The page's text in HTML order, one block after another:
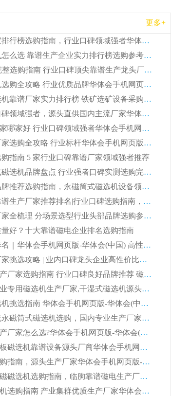
更多+
2026 矿用永磁滚筒厂家排行榜选购指南，行业口碑领域强者华体会手机网页版-华体会(中国)
2026 钛铁矿平板磁选机怎么选 靠谱生产企业实力排行榜选购参考攻略
2026CTG 干式磁选机完整选购指南 行业口碑顶尖靠谱生产龙头厂家实力推荐
2026 高精度粉料磁选机选购全攻略 行业优质品牌华体会手机网页版-华体会(中国) 实力深度解析
2026CTB 湿式永磁磁选机靠谱厂家实力排行榜 铁矿选矿设备采购全流程选购指南
2026 尾矿磁选机行业口碑领域强者，源头直供国内主流厂家华体会手机网页版-华体会(中国) 一站式服务
2026尾矿磁选机靠谱厂家哪家好 行业口碑领域强者华体会手机网页版-华体会(中国) 推荐
2026 铁矿磁选机靠谱厂家选购全攻略 行业标杆华体会手机网页版-华体会(中国) 设备性价比出众
指南 5 家行业口碑靠谱厂家领域强者推荐
2026 高性价比永磁筒式磁选机品牌盘点 行业强者口碑实测选购完整指南
2026 评价高的磁选机品牌推荐选购指南，永磁筒式磁选机设备领域强者全景行业口碑解析
2026 国内平板磁选机靠谱生产厂家推荐排名|行业口碑选购指南，领域强者按需选设备
2026 磁选机靠谱生产厂家全梳理 分场景选型行业头部品牌选购参考攻略
好？十大靠谱磁电企业排名选购指南
2026 磁选机靠谱厂家排名｜华体会手机网页版-华体会(中国) 高性价比磁选机磁电品牌
2026 顺流河沙磁选机厂家挑选攻略 | 业内口碑龙头企业高性价比品牌推荐
2026平板磁选机靠谱生产厂家选购指南 行业口碑良好品牌推荐 磁电领域实力强者
2026高分选精度冶金行业专用磁选机生产厂家,干湿式磁选机源头供应商推荐
2026 选矿永磁筒式磁选机挑选指南 华体会手机网页版-华体会(中国) 推荐品牌行业口碑佳实力突出
2026 靠谱湿式矿山顺流永磁筒式磁选机选购，国内专业生产厂家华体会手机网页版-华体会(中国) 综合实力出众
大型筒式湿式磁选机生产厂家怎么选?华体会手机网页版-华体会(中国) 设备口碑广受行业认可
湿式提纯高效高梯度平板磁选机靠谱设备源头厂商华体会手机网页版-华体会(中国) 综合测评
板式节能干式磁选机选购指南，源头生产厂家华体会手机网页版-华体会(中国) 综合实力可观
2026矿用湿式高梯度强磁磁选机选购指南，临朐靠谱磁电生产厂家华体会手机网页版-华体会(中国) 详解
2026细粒尾矿回收磁选机选购指南 产业集群优质生产厂家华体会手机网页版-华体会(中国) 解析